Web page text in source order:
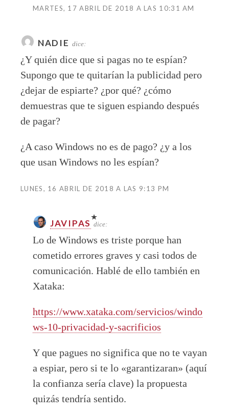
MARTES, 17 ABRIL DE 2018 A LAS 10:31 AM
NADIE dice:
¿Y quién dice que si pagas no te espían?
Supongo que te quitarían la publicidad pero
¿dejar de espiarte? ¿por qué? ¿cómo
demuestras que te siguen espiando después
de pagar?
¿A caso Windows no es de pago? ¿y a los
que usan Windows no les espían?
LUNES, 16 ABRIL DE 2018 A LAS 9:13 PM
JAVIPAS dice:
Lo de Windows es triste porque han
cometido errores graves y casi todos de
comunicación. Hablé de ello también en
Xataka:
https://www.xataka.com/servicios/windo
ws-10-privacidad-y-sacrificios
Y que pagues no significa que no te vayan
a espiar, pero si te lo «garantizaran» (aquí
la confianza sería clave) la propuesta
quizás tendría sentido.